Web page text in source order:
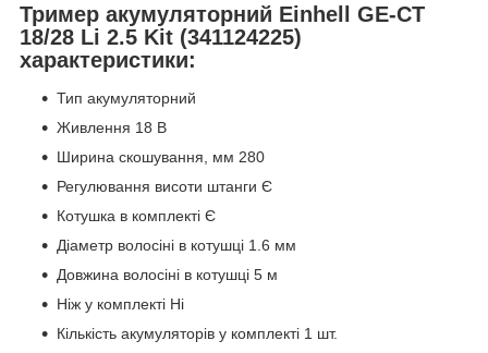
Тример акумуляторний Einhell GE-CT
18/28 Li 2.5 Kit (341124225)
характеристики:
Тип акумуляторний
Живлення 18 В
Ширина скошування, мм 280
Регулювання висоти штанги Є
Котушка в комплекті Є
Діаметр волосіні в котушці 1.6 мм
Довжина волосіні в котушці 5 м
Ніж у комплекті Ні
Кількість акумуляторів у комплекті 1 шт.